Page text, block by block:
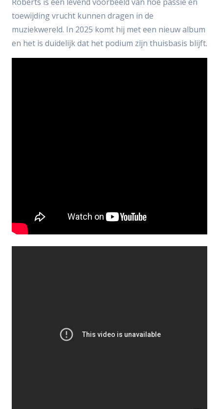
toewijding vrucht kunnen dragen in de
muziekwereld. In 2025 komt hij met een nieuw album
en het is duidelijk dat het podium zijn thuisbasis blijft.